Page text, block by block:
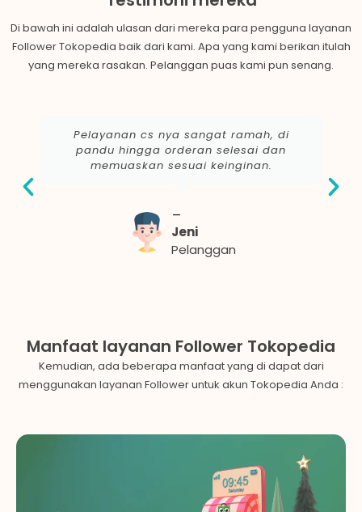
Di bawah ini adalah ulasan dari mereka para pengguna layanan
Follower Tokopedia baik dari kami. Apa yang kami berikan itulah
yang mereka rasakan. Pelanggan puas kami pun senang.
Pelayanan cs nya sangat ramah, di
pandu hingga orderan selesai dan
memuaskan sesuai keinginan.
Jeni
Pelanggan
Manfaat layanan Follower Tokopedia
Kemudian, ada beberapa manfaat yang di dapat dari
menggunakan layanan Follower untuk akun Tokopedia Anda :